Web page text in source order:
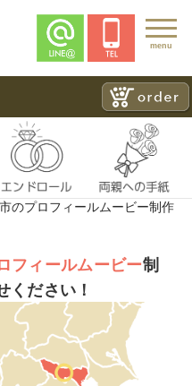
menu
のプロフィールムービー制作
フィールムービー制
ください！